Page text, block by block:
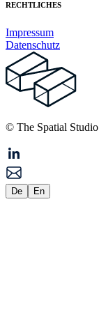
RECHTLICHES
Impressum
Datenschutz
© The Spatial Studio
De En